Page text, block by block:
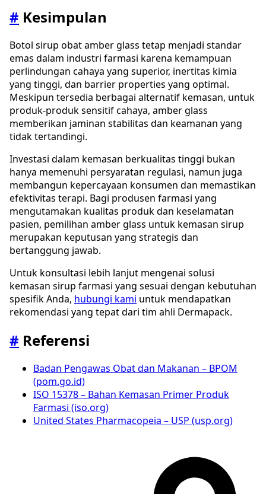
# Kesimpulan
Botol sirup obat amber glass tetap menjadi standar
emas dalam industri farmasi karena kemampuan
perlindungan cahaya yang superior, inertitas kimia
yang tinggi, dan barrier properties yang optimal.
Meskipun tersedia berbagai alternatif kemasan, untuk
produk-produk sensitif cahaya, amber glass
memberikan jaminan stabilitas dan keamanan yang
tidak tertandingi.
Investasi dalam kemasan berkualitas tinggi bukan
hanya memenuhi persyaratan regulasi, namun juga
membangun kepercayaan konsumen dan memastikan
efektivitas terapi. Bagi produsen farmasi yang
mengutamakan kualitas produk dan keselamatan
pasien, pemilihan amber glass untuk kemasan sirup
merupakan keputusan yang strategis dan
bertanggung jawab.
Untuk konsultasi lebih lanjut mengenai solusi
kemasan sirup farmasi yang sesuai dengan kebutuhan
spesifik Anda, hubungi kami untuk mendapatkan
rekomendasi yang tepat dari tim ahli Dermapack.
# Referensi
Badan Pengawas Obat dan Makanan – BPOM
(pom.go.id)
ISO 15378 – Bahan Kemasan Primer Produk
Farmasi (iso.org)
United States Pharmacopeia – USP (usp.org)